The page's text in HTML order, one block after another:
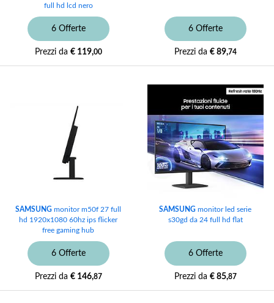
full hd lcd nero
6 Offerte
Prezzi da € 119,00
6 Offerte
Prezzi da € 89,74
SAMSUNG monitor m50f 27 full
hd 1920x1080 60hz ips flicker
free gaming hub
6 Offerte
Prezzi da € 146,87
SAMSUNG monitor led serie
s30gd da 24 full hd flat
6 Offerte
Prezzi da € 85,87